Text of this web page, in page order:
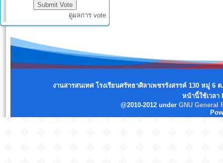
ดูผลการ vote
งานสารสนเทศ โรงเรียนศรัทธาศิลาเพชรรังสรรค์ 130 หมู่ 6
หน้านี้ใช้เวลา
@2010-2012 under GNU General